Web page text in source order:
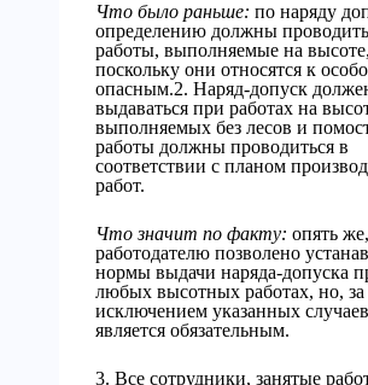
Что было раньше: по наряду
определению должны
работы, выполняемые на высоте,
поскольку они относятся к особо
опасным.2. Наряд-допуск
выдаваться при работах на
выполняемых без лесов и
работы должны проводиться в
соответствии с планом
работ.
Что значит по факту: опять же,
работодателю позволено
нормы выдачи наряда-допуска
любых высотных работах, но, за
исключением указанных
является обязательным.
3. Все сотрудники, занятые